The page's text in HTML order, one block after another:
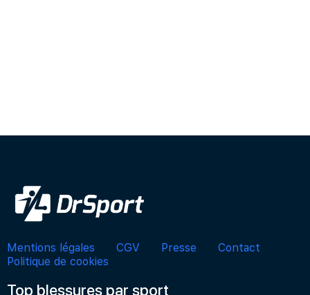
Mentions légales CGV Presse
Contact
Politique de cookies
Top blessures par sport